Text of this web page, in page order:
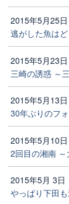
2015年5月25日
逃がした魚はど
2015年5月23日
三崎の誘惑 ～
2015年5月13日
30年ぶりのフ
2015年5月10日
2回目の湘南 ～
2015年5月 3日
やっぱり下田